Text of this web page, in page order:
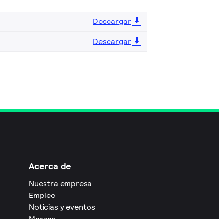
Descargar
Descargar
Acerca de
Nuestra empresa
Empleo
Noticias y eventos